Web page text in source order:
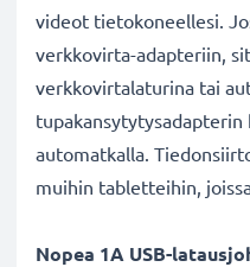
videot tietokoneellesi.
verkkovirta-adapteriin,
verkkovirtalaturina tai
tupakansytytysadapterin
automatkalla.
muihin tabletteihin,
Nopea 1A USB-